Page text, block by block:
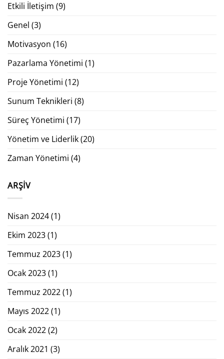
Etkili İletişim (9)
Genel (3)
Motivasyon (16)
Pazarlama Yönetimi (1)
Proje Yönetimi (12)
Sunum Teknikleri (8)
Süreç Yönetimi (17)
Yönetim ve Liderlik(20)
Zaman Yönetimi (4)
ARŞIV
Nisan 2024(1)
Ekim 2023(1)
Temmuz 2023(1)
Ocak 2023(1)
Temmuz 2022(1)
Mayıs 2022(1)
Ocak 2022(2)
Aralık 2021 (3)